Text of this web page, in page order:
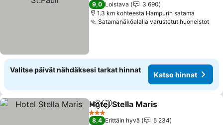
9,0 Loistava
3 690
1.3 km kohteesta Hampurin satama
Satamanäköalalla varustetut huoneistot
Valitse päivät nähdäksesi tarkat hinnat
Katso hinnat
Jaa Lisää suosikkeihin
Hotel Stella Maris
3 Tähtiluokitus
8,4 Erittäin hyvä
5 234